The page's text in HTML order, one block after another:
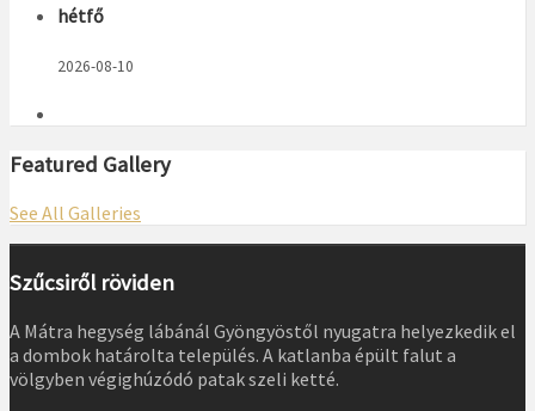
hétfő
2026-08-10
Featured Gallery
See All Galleries
Szűcsiről röviden
A Mátra hegység lábánál Gyöngyöstől nyugatra helyezkedik el
a dombok határolta település. A katlanba épült falut a
völgyben végighúzódó patak szeli ketté.